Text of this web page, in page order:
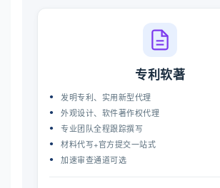
专利软著
发明专利、实用新型代理
外观设计、软件著作权代理
专业团队全程跟踪撰写
材料代写+官方提交一站式
加速审查通道可选